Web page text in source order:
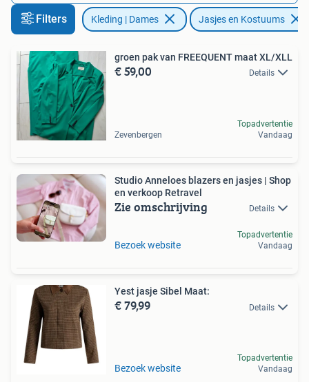
Filters Kleding | Dames Jasjes en Kostuums
groen pak van FREEQUENT maat XL/XLL
€ 59,00 Details
Zevenbergen
Topadvertentie
Vandaag
Studio Anneloes blazers en jasjes | Shop
en verkoop Retravel
Zie omschrijving Details
Bezoek website
Topadvertentie
Vandaag
Yest jasje Sibel Maat:
€ 79,99 Details
Bezoek website
Topadvertentie
Vandaag